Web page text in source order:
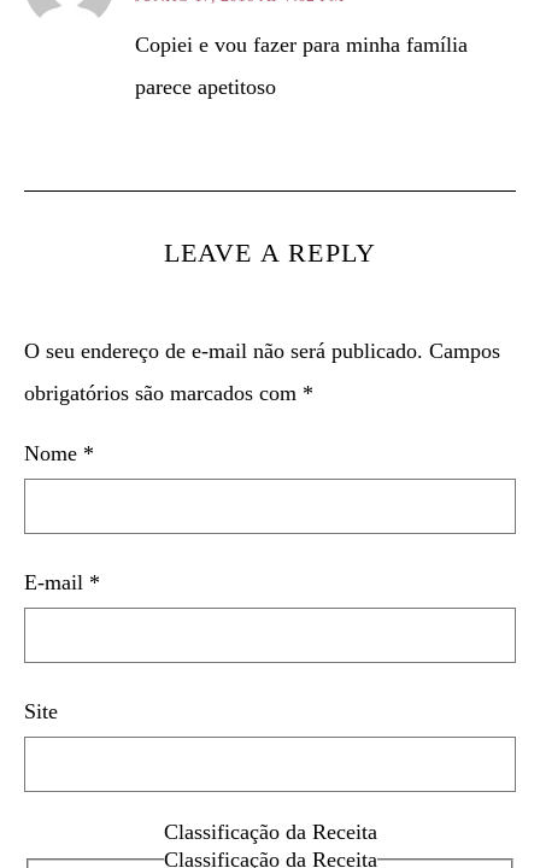
Copiei e vou fazer para minha família
parece apetitoso
LEAVE A REPLY
O seu endereço de e-mail não será publicado. Campos
obrigatórios são marcados com *
Nome *
E-mail *
Site
Classificação da Receita
Classificação da Receita